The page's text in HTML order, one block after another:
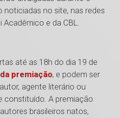
noticiadas no site, nas redes
e da CBL.
até as 18h do dia 19 de
premiação, e podem ser
agente literário ou
constituído. A premiação
brasileiros natos,